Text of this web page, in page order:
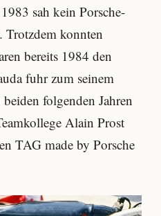
sah kein Porsche-
konnten
bereits 1984 den
fuhr zum seinem
folgenden Jahren
Alain Prost
TAG made by Porsche